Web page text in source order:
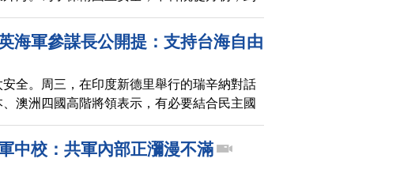
彈試射，昨天(18日)晚間分別在屏東九鵬基
一顆，吸引不少軍事迷圍觀。
海軍參謀長公開提：支持台海自由
全。周三，在印度新德里舉行的瑞辛納對話
、澳洲四國高階將領表示，有必要結合民主國
區的秩序與航行自由。其中，英國海軍參謀
自由航行、穿越台灣海峽。
中校：共軍內部正瀰漫不滿